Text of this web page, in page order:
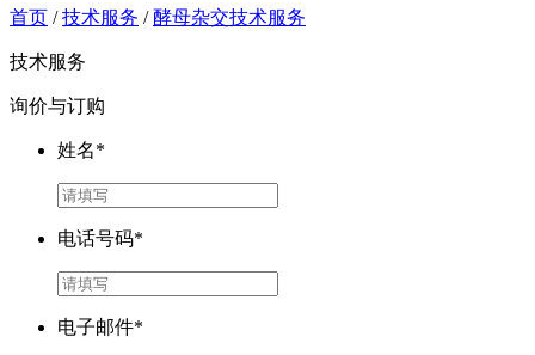
首页 /技术服务 /酵母杂交技术服务
技术服务
询价与订购
姓名*
电话号码*
电子邮件*